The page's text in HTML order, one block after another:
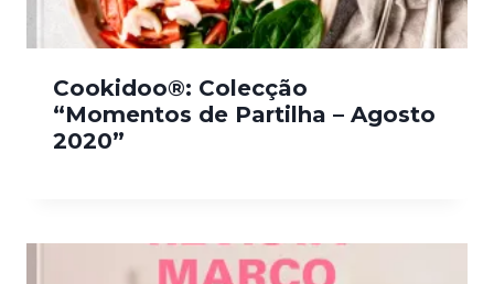
Cookidoo®: Colecção
“Momentos de Partilha – Agosto
2020”